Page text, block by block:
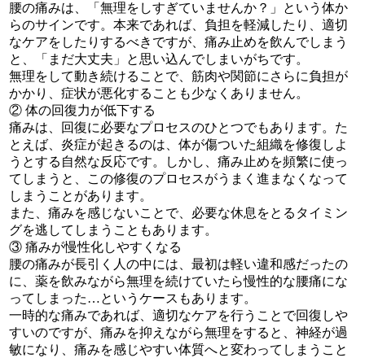
腰の痛みは、「無理をしすぎていませんか？」という体か
らのサインです。本来であれば、負担を軽減したり、適切
なケアをしたりするべきですが、痛み止めを飲んでしまう
と、「まだ大丈夫」と思い込んでしまいがちです。
無理をして動き続けることで、筋肉や関節にさらに負担が
かかり、症状が悪化することも少なくありません。
② 体の回復力が低下する
痛みは、回復に必要なプロセスのひとつでもあります。た
とえば、炎症が起きるのは、体が傷ついた組織を修復しよ
うとする自然な反応です。しかし、痛み止めを頻繁に使っ
てしまうと、この修復のプロセスがうまく進まなくなって
しまうことがあります。
また、痛みを感じないことで、必要な休息をとるタイミン
グを逃してしまうこともあります。
③ 痛みが慢性化しやすくなる
腰の痛みが長引く人の中には、最初は軽い違和感だったの
に、薬を飲みながら無理を続けていたら慢性的な腰痛にな
ってしまった…というケースもあります。
一時的な痛みであれば、適切なケアを行うことで回復しや
すいのですが、痛みを抑えながら無理をすると、神経が過
敏になり、痛みを感じやすい体質へと変わってしまうこと